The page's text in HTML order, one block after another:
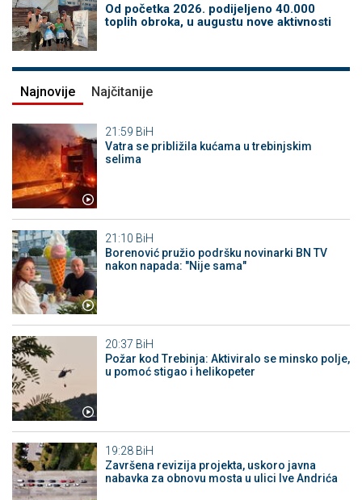
Od početka 2026. podijeljeno 40.000
toplih obroka, u augustu nove aktivnosti
Najnovije Najčitanije
21:59 BiH
Vatra se približila kućama u trebinjskim
selima
21:10 BiH
Borenović pružio podršku novinarki BN TV
nakon napada: "Nije sama"
20:37 BiH
Požar kod Trebinja: Aktiviralo se minsko polje,
u pomoć stigao i helikopeter
19:28 BiH
Završena revizija projekta, uskoro javna
nabavka za obnovu mosta u ulici Ive Andrića